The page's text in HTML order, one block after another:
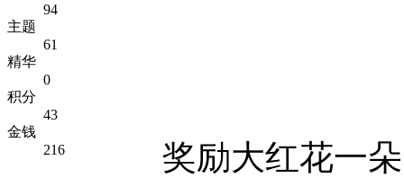
94
主题
61
精华
0
积分
43
金钱
216
奖励大红花一